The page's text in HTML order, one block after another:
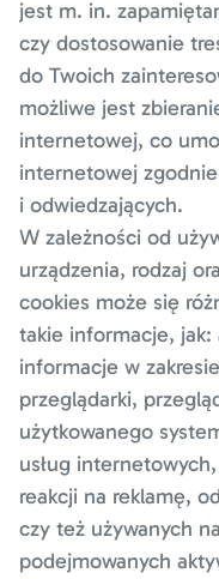
jest m. in.
czy dostosowanie
do Twoich
możliwe jest
internetowej, co
internetowej
i odwiedzających.
W zależności od
urządzenia, rodzaj
cookies może się
takie informacje, jak:
informacje w
przeglądarki,
użytkowanego
usług
reakcji na reklamę,
czy też używanych
podejmowanych